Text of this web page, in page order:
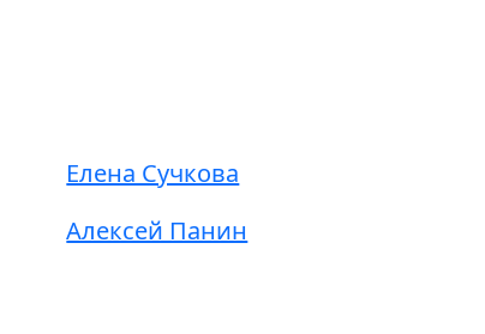
Елена Сучкова
Алексей Панин